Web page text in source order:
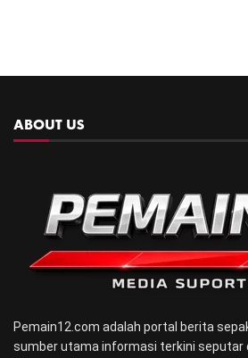
ABOUT US
Pemain12.com adalah portal berita
sumber utama informasi terkini seputar